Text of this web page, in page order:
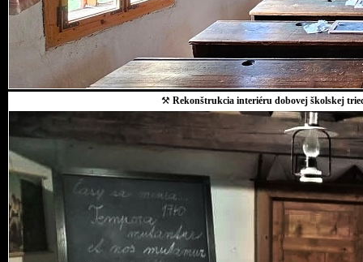
⚒ Rekonštrukcia interiéru dobovej školskej